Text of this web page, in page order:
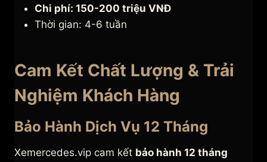
Chi phí: 150-200 triệu VNĐ
Thời gian: 4-6 tuần
Cam Kết Chất Lượng & Trải
Nghiệm Khách Hàng
Bảo Hành Dịch Vụ 12 Tháng
Xemercedes.vip cam kết bảo hành 12 tháng